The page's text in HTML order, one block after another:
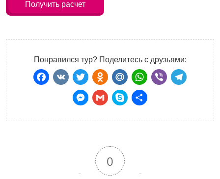
Получить расчет
Понравился тур? Поделитесь с друзьями:
Facebook
VKTwitter
Odnoklassniki
Mail.Ru
WhatsApp
Отправить
0